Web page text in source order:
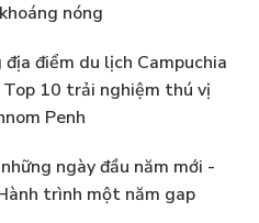
nóng
điểm du lịch Campuchia
Top 10 trải nghiệm thú vị
Penh
ngày đầu năm mới -
trình một năm gap